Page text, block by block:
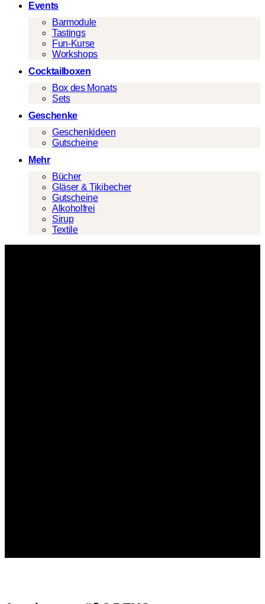
Events
Barmodule
Tastings
Fun-Kurse
Workshops
Cocktailboxen
Box des Monats
Sets
Geschenke
Geschenkideen
Gutscheine
Mehr
Bücher
Gläser & Tikibecher
Gutscheine
Alkoholfrei
Sirup
Textile